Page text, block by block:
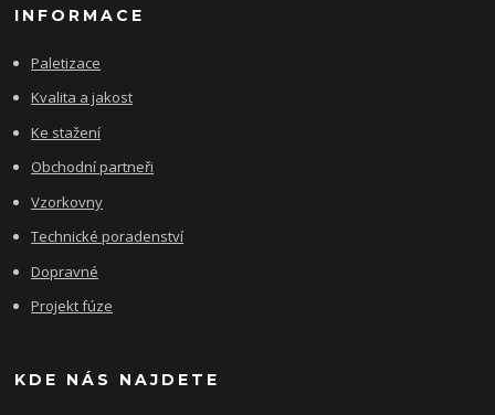
INFORMACE
Paletizace
Kvalita a jakost
Ke stažení
Obchodní partneři
Vzorkovny
Technické poradenství
Dopravné
Projekt fúze
KDE NÁS NAJDETE